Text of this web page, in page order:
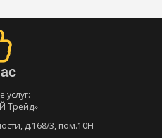
услуг:
Трейд»
д.168/3, пом.10Н